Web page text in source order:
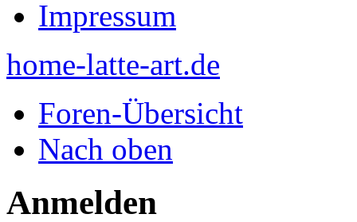
Impressum
home-latte-art.de
Foren-Übersicht
Nach oben
Anmelden